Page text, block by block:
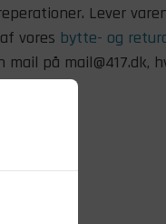
Lever
vores bytte- og
på mail@417.dk,